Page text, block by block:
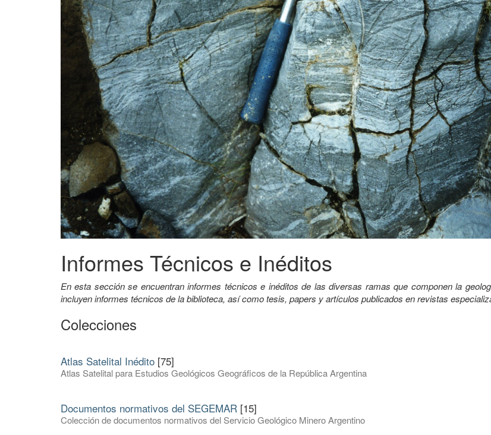
Informes Técnicos e Inéditos
En esta sección se encuentran informes técnicos e inéditos de las diversas ramas que componen la
incluyen informes técnicos de la biblioteca, así como tesis, papers y artículos publicados en revistas
Colecciones
Atlas Satelital Inédito [75]
Atlas Satelital para Estudios Geológicos Geográficos de la República Argentina
Documentos normativos del SEGEMAR [15]
Colección de documentos normativos del Servicio Geológico Minero Argentino